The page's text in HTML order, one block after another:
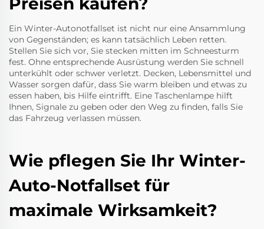
Ein Winter-Autonotfallset ist nicht nur eine Ansammlung
von Gegenständen; es kann tatsächlich Leben retten.
Stellen Sie sich vor, Sie stecken mitten im Schneesturm
fest. Ohne entsprechende Ausrüstung werden Sie schnell
unterkühlt oder schwer verletzt. Decken, Lebensmittel und
Wasser sorgen dafür, dass Sie warm bleiben und etwas zu
essen haben, bis Hilfe eintrifft. Eine Taschenlampe hilft
Ihnen, Signale zu geben oder den Weg zu finden, falls Sie
das Fahrzeug verlassen müssen.
Wie pflegen Sie Ihr Winter-
Auto-Notfallset für
maximale Wirksamkeit?